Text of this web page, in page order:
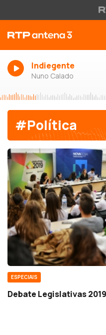
Indiegente
Nuno Calado
#Política
ESPECIAIS
Debate Legislativas